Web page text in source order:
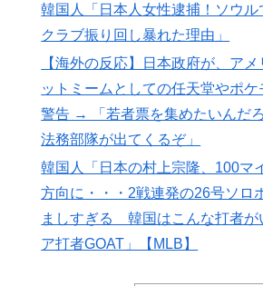
▶ 韓国人「韓国のイメージ失墜は免れ
12年の国際試合における外国審判へ
一斉に報じられる‥」
▶ 【衝撃】韓国人「日本の軽トラ、原
▶ 海外「いいパンチだった」超大物
クサーマイク・タイソンにパンチを
▶ 【MLB】ドジャースファン「7連
→ 「まだまだ7.5ゲーム差もあるん
節に負けることが増えるけど結局
んだよ」
韓国人「日本人女性逮捕！ソウル
クラブ振り回し暴れた理由」
【海外の反応】日本政府が、ア
ットミームとしての任天堂やポケ
警告 → 「若者票を集めたいんだ
法務部隊が出てくるぞ」
韓国人「日本の村上宗隆、100マ
方向に・・・2戦連発の26号ソロ
ましすぎる 韓国はこんな打者が
ア打者GOAT」【MLB】